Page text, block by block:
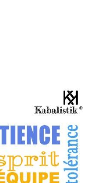
JE »